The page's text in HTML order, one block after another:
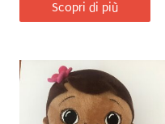
Scopri di più